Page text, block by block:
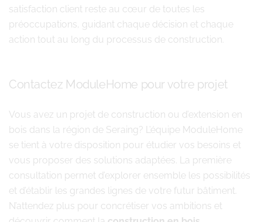
satisfaction client reste au cœur de toutes les
préoccupations, guidant chaque décision et chaque
action tout au long du processus de construction.
Contactez ModuleHome pour votre projet
Vous avez un projet de construction ou d’extension en
bois dans la région de Seraing? L’équipe ModuleHome
se tient à votre disposition pour étudier vos besoins et
vous proposer des solutions adaptées. La première
consultation permet d’explorer ensemble les possibilités
et d’établir les grandes lignes de votre futur bâtiment.
N’attendez plus pour concrétiser vos ambitions et